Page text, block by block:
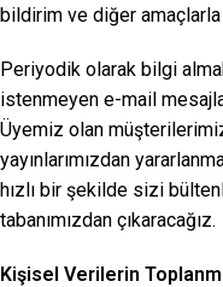
bildirim ve diğer amaçlarla
Periyodik olarak bilgi
istenmeyen e-mail
Üyemiz olan
yayınlarımızdan
hızlı bir şekilde sizi
tabanımızdan çıkaracağız.
Kişisel Verilerin